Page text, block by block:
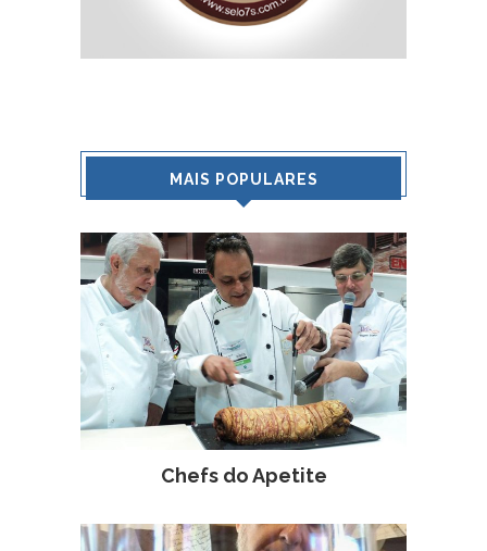
MAIS POPULARES
Chefs do Apetite